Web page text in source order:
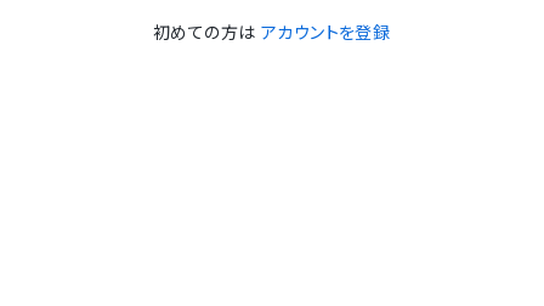
初めての方は アカウントを登録